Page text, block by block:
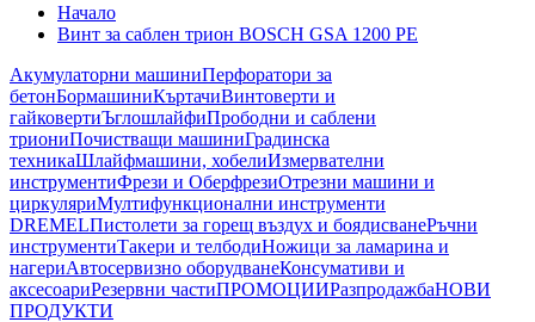
Начало
Винт за саблен трион BOSCH GSA 1200 PE
Акумулаторни машиниПерфоратори за
бетонБормашиниКъртачиВинтоверти и
гайковертиЪглошлайфиПрободни и саблени
триониПочистващи машиниГрадинска
техникаШлайфмашини, хобелиИзмервателни
инструментиФрези и ОберфрезиОтрезни машини и
циркуляриМултифункционални инструменти
DREMELПистолети за горещ въздух и боядисванеРъчни
инструментиТакери и телбодиНожици за ламарина и
нагериАвтосервизно оборудванеКонсумативи и
аксесоариРезервни частиПРОМОЦИИРазпродажбаНОВИ
ПРОДУКТИ